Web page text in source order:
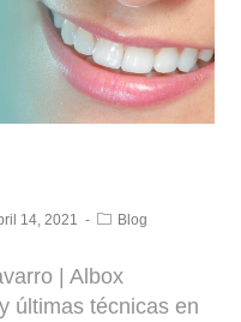
14, 2021 Blog
| Albox
últimas técnicas en